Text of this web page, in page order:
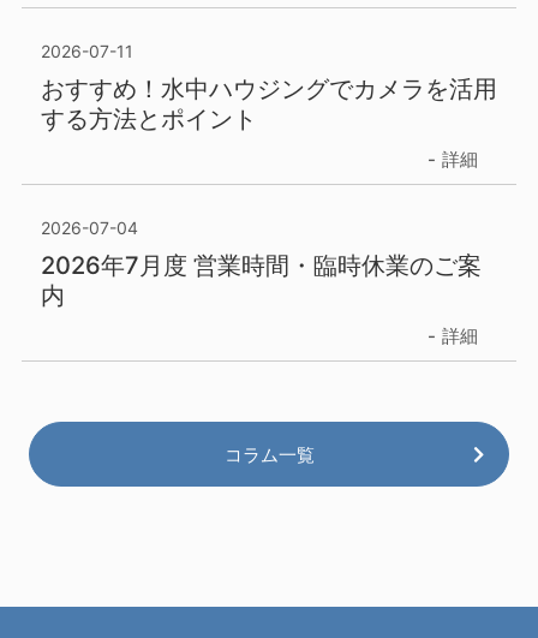
2026-07-11
おすすめ！水中ハウジングでカメラを活用
する方法とポイント
詳細
2026-07-04
2026年7月度 営業時間・臨時休業のご案
内
詳細
コラム一覧